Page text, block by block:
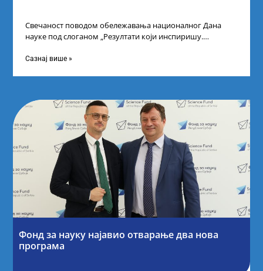
Свечаност поводом обележавања националног Дана
науке под слоганом „Резултати који инспиришу.
Министарства
Сазнај више »
Фонд за науку најавио отварање два нова
програма